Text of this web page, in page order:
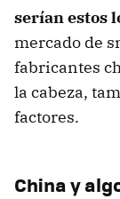
serían estos
mercado de
fabricantes
la cabeza,
factores.
China y